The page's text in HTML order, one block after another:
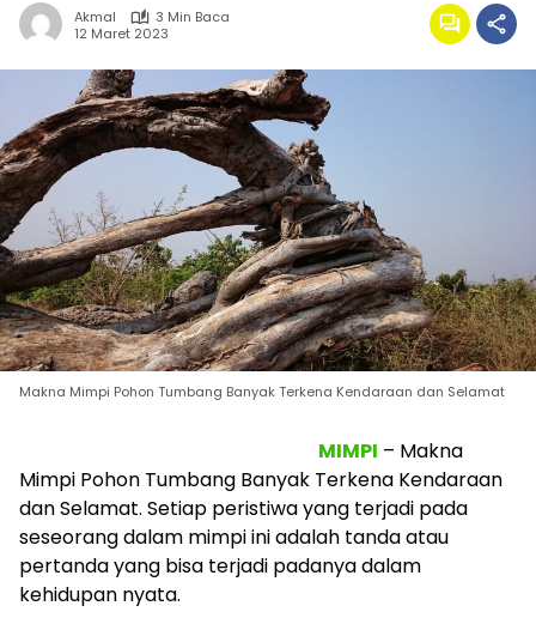
Akmal
3 Min Baca
12 Maret 2023
Makna Mimpi Pohon Tumbang Banyak Terkena Kendaraan dan Selamat
MIMPI – Makna
Mimpi Pohon Tumbang Banyak Terkena Kendaraan
dan Selamat. Setiap peristiwa yang terjadi pada
seseorang dalam mimpi ini adalah tanda atau
pertanda yang bisa terjadi padanya dalam
kehidupan nyata.